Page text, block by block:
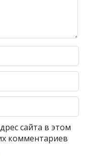
сайта в этом
комментариев